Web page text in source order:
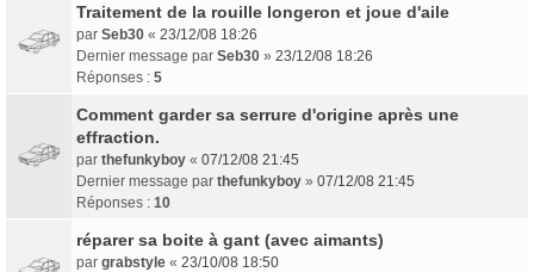
Traitement de la rouille longeron et joue d'aile
par Seb30 « 23/12/08 18:26
Dernier message par Seb30 » 23/12/08 18:26
Réponses : 5
Comment garder sa serrure d'origine après une
effraction.
par thefunkyboy « 07/12/08 21:45
Dernier message par thefunkyboy » 07/12/08 21:45
Réponses : 10
réparer sa boite à gant (avec aimants)
par grabstyle « 23/10/08 18:50